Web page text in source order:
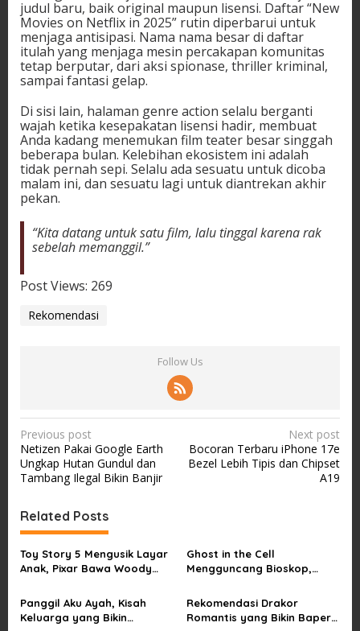
judul baru, baik original maupun lisensi. Daftar “New
Movies on Netflix in 2025” rutin diperbarui untuk
menjaga antisipasi. Nama nama besar di daftar
itulah yang menjaga mesin percakapan komunitas
tetap berputar, dari aksi spionase, thriller kriminal,
sampai fantasi gelap.
Di sisi lain, halaman genre action selalu berganti
wajah ketika kesepakatan lisensi hadir, membuat
Anda kadang menemukan film teater besar singgah
beberapa bulan. Kelebihan ekosistem ini adalah
tidak pernah sepi. Selalu ada sesuatu untuk dicoba
malam ini, dan sesuatu lagi untuk diantrekan akhir
pekan.
“Kita datang untuk satu film, lalu tinggal karena rak
sebelah memanggil.”
Post Views: 269
Rekomendasi
Follow Us
P
o
s
n
a
v
g
Previous post
Netizen Pakai Google Earth
Ungkap Hutan Gundul dan
Tambang Ilegal Bikin Banjir
Next post
Bocoran Terbaru iPhone 17e
Bezel Lebih Tipis dan Chipset
A19
Related Posts
Toy Story 5 Mengusik Layar
Anak, Pixar Bawa Woody
Ghost in the Cell
Mengguncang Bioskop,
Sindiran Sosial
Panggil Aku Ayah, Kisah
Keluarga yang Bikin
Rekomendasi Drakor
Romantis yang Bikin Baper